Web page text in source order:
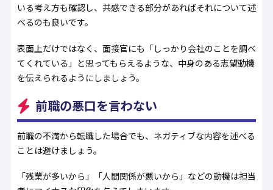
いる考え方も確認し、共感できる部分があればそれについて述
べるのも良いです。
表面上だけではなく、面接官にも「しっかり会社のことを調べ
てくれている」と思ってもらえるような、中身のある志望動機
を伝えられるようにしましょう。
前職の悪口を言わない
前職の不満から転職した場合でも、ネガティブな内容を述べる
ことは避けましょう。
「残業が多いから」「人間関係が悪いから」などの動機は担当